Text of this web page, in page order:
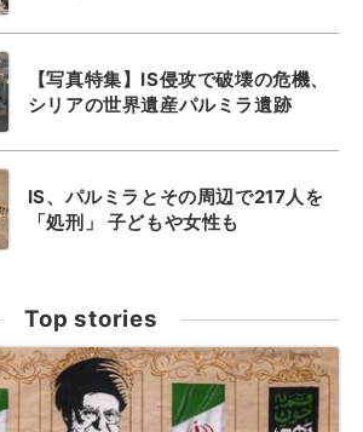
【写真特集】IS侵攻で破壊の危機、
シリアの世界遺産パルミラ遺跡
IS、パルミラとその周辺で217人を
「処刑」 子どもや女性も
Top stories